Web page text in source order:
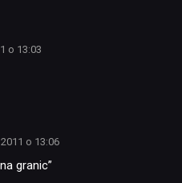
o 13:03
o 13:06
granic”